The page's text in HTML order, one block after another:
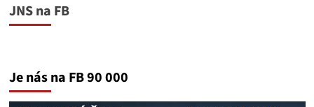
JNS na FB
Je nás na FB 90 000